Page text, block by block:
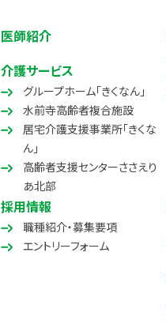
医師紹介
介護サービス
グループホーム「きくなん」
水前寺高齢者複合施設
居宅介護支援事業所「きくな
ん」
高齢者支援センターささえり
あ北部
採用情報
職種紹介・募集要項
エントリーフォーム